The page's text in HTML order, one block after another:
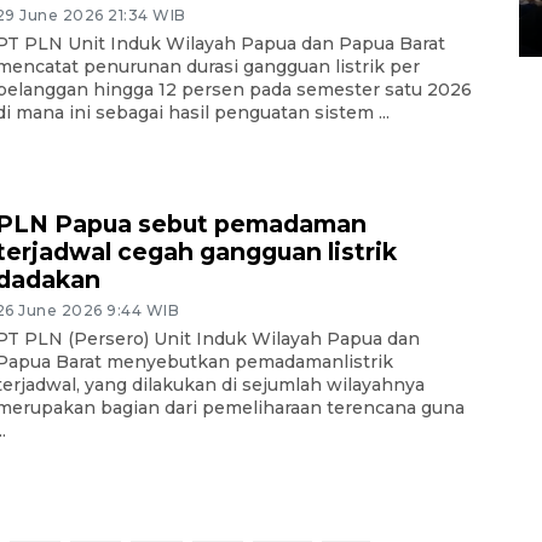
June 2026 21:34 WIB
PLN Unit Induk Wilayah Papua dan Papua Barat
penurunan durasi gangguan listrik per
hingga 12 persen pada semester satu 2026
mana ini sebagai hasil penguatan sistem ...
Papua sebut pemadaman
cegah gangguan listrik
June 2026 9:44 WIB
PLN (Persero) Unit Induk Wilayah Papua dan
Barat menyebutkan pemadamanlistrik
yang dilakukan di sejumlah wilayahnya
bagian dari pemeliharaan terencana guna
14 March 2022 15:11 WIB, 2022